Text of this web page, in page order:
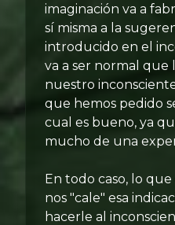
imaginación va a
sí misma a la
introducido en el
va a ser normal que
nuestro
que hemos pedido
cual es bueno, ya
mucho de una
En todo caso, lo que
nos "cale" esa
hacerle al